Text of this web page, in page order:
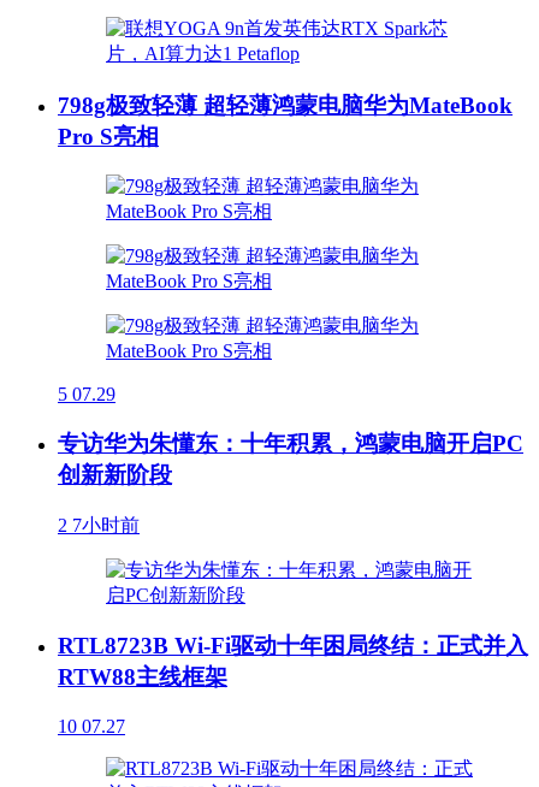
798g极致轻薄 超轻薄鸿蒙电脑华为MateBook
Pro S亮相
5 07.29
专访华为朱懂东：十年积累，鸿蒙电脑开启PC
创新新阶段
2 7小时前
RTL8723B Wi-Fi驱动十年困局终结：正式并入
RTW88主线框架
10 07.27